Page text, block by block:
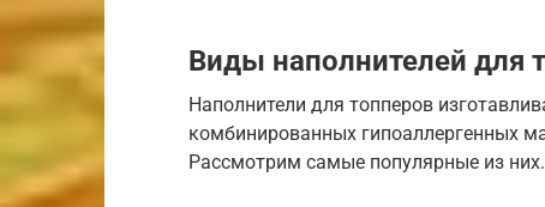
Виды наполнителей для
Наполнители для топперов
комбинированных гипоаллергенных
Рассмотрим самые популярные из них.